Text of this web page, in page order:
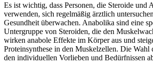
Es ist wichtig, dass Personen, die Steroide und
verwenden, sich regelmäßig ärztlich
Gesundheit überwachen. Anabolika sind eine
Untergruppe von Steroiden, die den
wirken anabole Effekte im Körper aus und
Proteinsynthese in den Muskelzellen. Die Wahl
den individuellen Vorlieben und Bedürfnissen